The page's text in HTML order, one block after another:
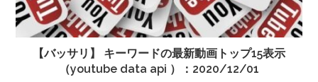
【バッサリ】 キーワードの最新動画トップ15表示
（youtube data api ）：2020/12/01